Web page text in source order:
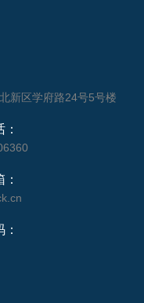
新区学府路24号5号楼